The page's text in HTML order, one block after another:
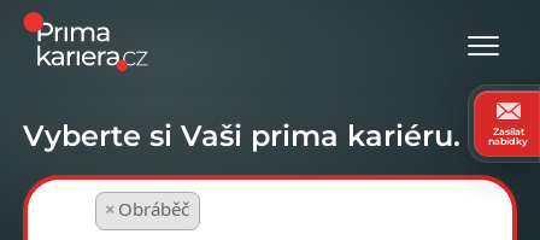
Vyberte si Vaši prima kariéru.
× Obráběč
Zasílat
nabídky